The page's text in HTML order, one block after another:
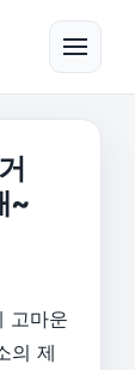
메뉴
~
고마운
의 제